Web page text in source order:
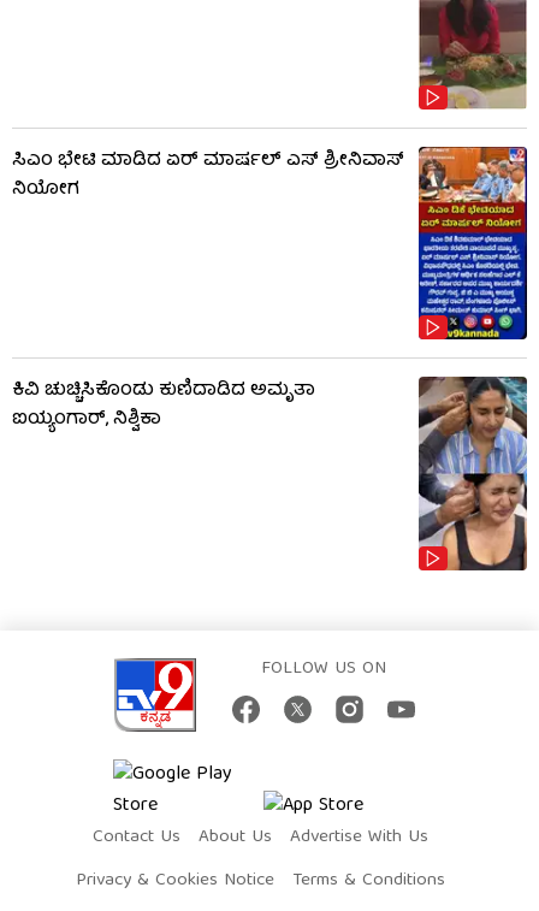
ಸಿಎಂ ಭೇಟಿ ಮಾಡಿದ ಏರ್ ಮಾರ್ಷಲ್ ಎಸ್ ಶ್ರೀನಿವಾಸ್
ನಿಯೋಗ
ಕಿವಿ ಚುಚ್ಚಿಸಿಕೊಂಡು ಕುಣಿದಾಡಿದ ಅಮೃತಾ
ಐಯ್ಯಂಗಾರ್, ನಿಶ್ವಿಕಾ
FOLLOW US ON
Contact Us About Us
Advertise With Us
Privacy & Cookies Notice
Terms & Conditions